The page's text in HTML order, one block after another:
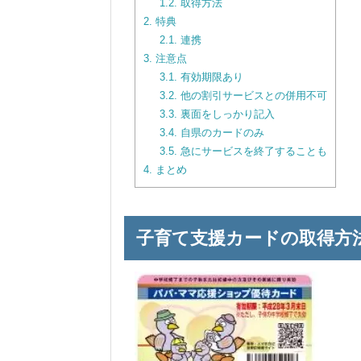
1.2. 取得方法
2. 特典
2.1. 連携
3. 注意点
3.1. 有効期限あり
3.2. 他の割引サービスとの併用不可
3.3. 裏面をしっかり記入
3.4. 自県のカードのみ
3.5. 急にサービスを終了することも
4. まとめ
子育て支援カードの取得方